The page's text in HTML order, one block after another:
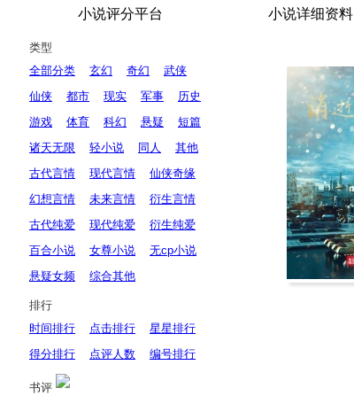
小说评分平台
类型
全部分类
玄幻 奇幻
武侠
仙侠
都市 现实 军事
历史
游戏
体育 科幻 悬疑
短篇
诸天无限
轻小说 同人
其他
古代言情
现代言情
仙侠奇缘
幻想言情
未来言情
衍生言情
古代纯爱
现代纯爱
衍生纯爱
百合小说
女尊小说
无cp小说
悬疑女频
综合其他
排行
时间排行
点击排行
星星排行
得分排行
点评人数 编号排行
书评
小说详细资料